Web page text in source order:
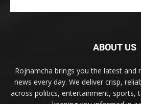
ABOUT US
Rojnamcha brings you the latest and
news every day. We deliver crisp,
across politics, entertainment,